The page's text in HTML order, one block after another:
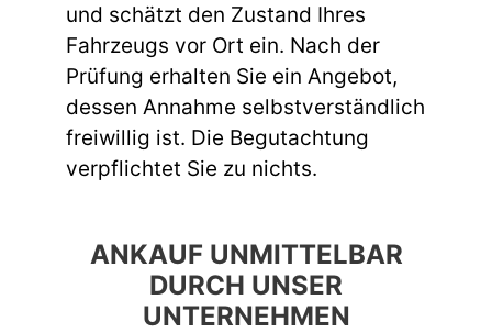
und schätzt den Zustand Ihres
Fahrzeugs vor Ort ein. Nach der
Prüfung erhalten Sie ein Angebot,
dessen Annahme selbstverständlich
freiwillig ist. Die Begutachtung
verpflichtet Sie zu nichts.
ANKAUF UNMITTELBAR
DURCH UNSER
UNTERNEHMEN